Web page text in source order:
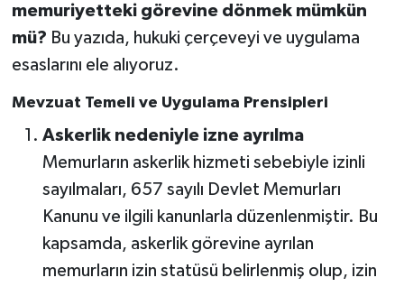
memuriyetteki görevine dönmek mümkün
mü? Bu yazıda, hukuki çerçeveyi ve uygulama
esaslarını ele alıyoruz.
Mevzuat Temeli ve Uygulama Prensipleri
Askerlik nedeniyle izne ayrılma
Memurların askerlik hizmeti sebebiyle izinli
sayılmaları, 657 sayılı Devlet Memurları
Kanunu ve ilgili kanunlarla düzenlenmiştir. Bu
kapsamda, askerlik görevine ayrılan
memurların izin statüsü belirlenmiş olup, izin